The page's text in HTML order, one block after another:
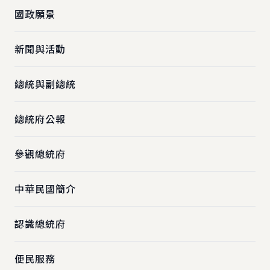
國政願景
新聞與活動
總統與副總統
總統府公報
參觀總統府
中華民國簡介
認識總統府
便民服務